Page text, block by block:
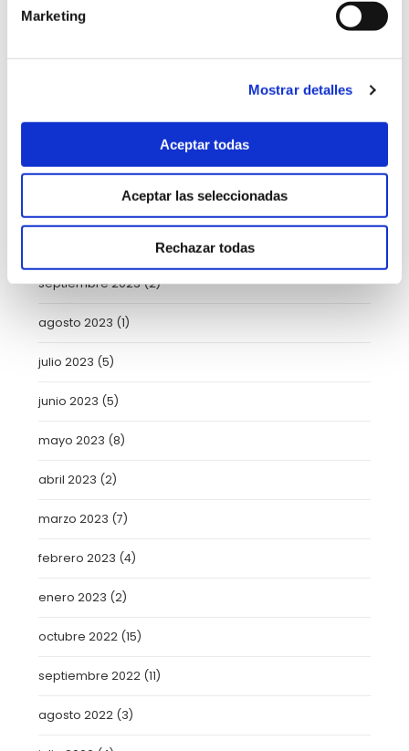
Marketing
Mostrar detalles
Aceptar todas
Aceptar las seleccionadas
Rechazar todas
julio 2024
marzo 2024(2)
enero 2024(2)
noviembre 2023(1)
septiembre 2023(2)
agosto 2023 (1)
julio 2023 (5)
junio 2023 (5)
mayo 2023 (8)
abril 2023 (2)
marzo 2023 (7)
febrero 2023 (4)
enero 2023 (2)
octubre 2022 (15)
septiembre 2022 (11)
agosto 2022 (3)